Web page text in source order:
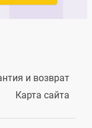
и возврат
Карта сайта